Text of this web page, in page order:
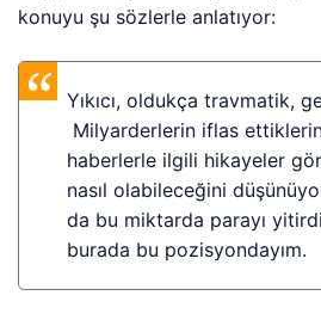
konuyu şu sözlerle anlatıyor:
Yıkıcı, oldukça travmatik,
Milyarderlerin iflas
haberlerle ilgili hikayeler
nasıl olabileceğini
da bu miktarda parayı
burada bu pozisyondayım.